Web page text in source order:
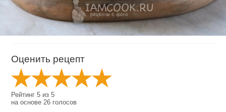
Оценить рецепт
Рейтинг5 из5
на основе26 голосов